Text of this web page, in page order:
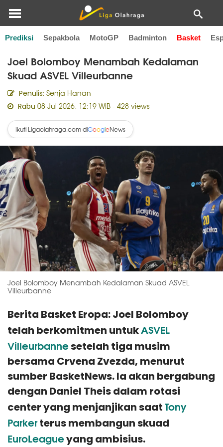
Prediksi Sepakbola MotoGP Badminton Basket
Home Basket
Joel Bolomboy Menambah Kedalaman
Skuad ASVEL Villeurbanne
Penulis: Senja Hanan
Rabu 08 Jul 2026, 12:19 WIB - 428 views
Ikuti Ligaolahraga.com diGoogleNews
Joel Bolomboy Menambah Kedalaman Skuad ASVEL
Villeurbanne
Berita Basket Eropa: Joel Bolomboy
telah berkomitmen untukASVEL
Villeurbannesetelah tiga musim
bersama Crvena Zvezda, menurut
sumber BasketNews. Ia akan bergabung
dengan Daniel Theis dalam rotasi
center yang menjanjikan saatTony
Parkerterus membangun skuad
EuroLeagueyang ambisius.